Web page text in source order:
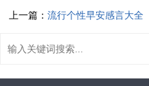
上一篇：流行个性早安感言大全